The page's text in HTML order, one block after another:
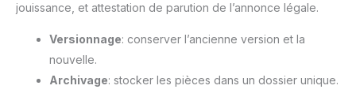
jouissance, et attestation de parution de l’annonce légale.
Versionnage: conserver l’ancienne version et la
nouvelle.
Archivage: stocker les pièces dans un dossier unique.